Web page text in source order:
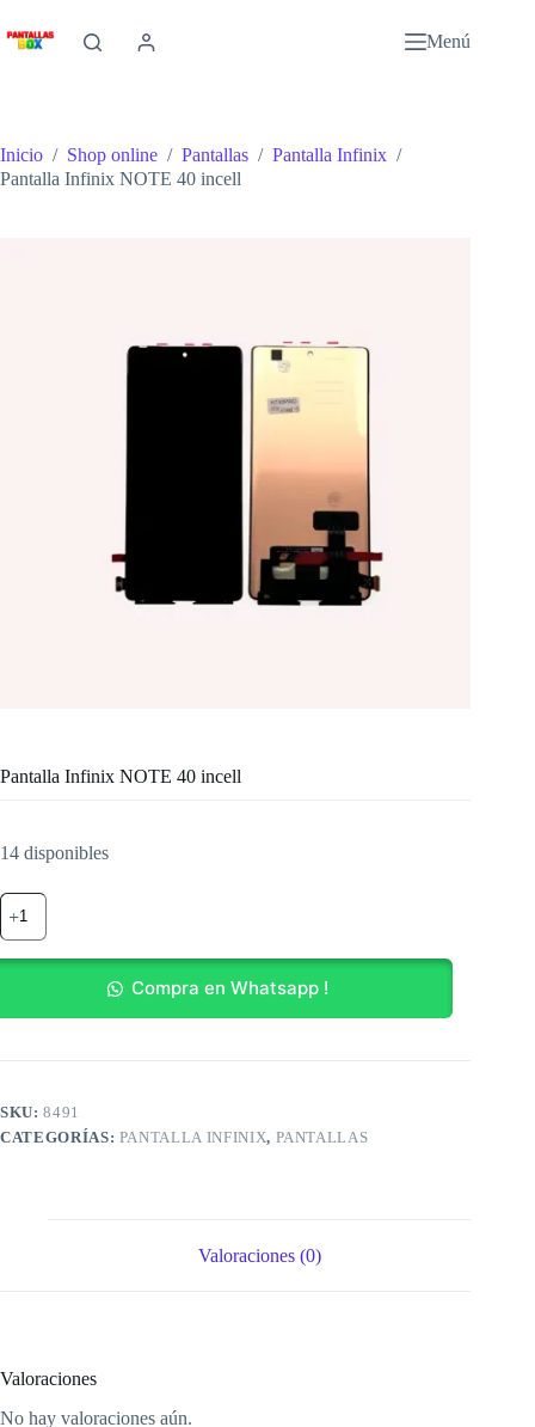
al
contenido
Menú
Inicio / Shop online / Pantallas / Pantalla Infinix /
Pantalla Infinix NOTE 40 incell
Pantalla Infinix NOTE 40 incell
14 disponibles
Pantalla
Infinix
NOTE
40
Compra en Whatsapp !
SKU:8491
CATEGORÍAS: PANTALLA INFINIX, PANTALLAS
Valoraciones (0)
Valoraciones
No hay valoraciones aún.